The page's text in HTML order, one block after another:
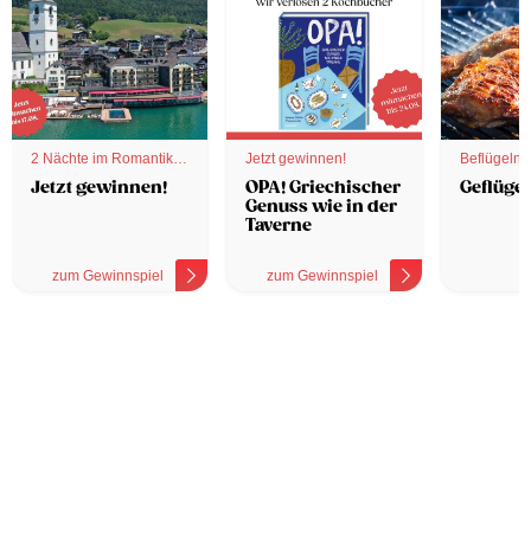
2 Nächte im Romantik
Hotel
Jetzt gewinnen!
zum Gewinnspiel
Jetzt gewinnen!
OPA! Griechischer
Genuss wie in der
Taverne
zum Gewinnspiel